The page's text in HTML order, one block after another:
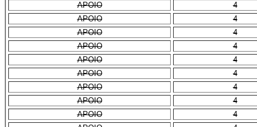
APOIO
4
APOIO
4
APOIO
4
APOIO
4
APOIO
4
APOIO
4
APOIO
4
APOIO
4
APOIO
4